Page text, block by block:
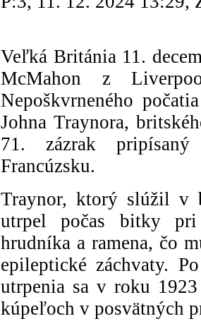
Veľká Británia 11.
McMahon z
Nepoškvrneného
Johna Traynora,
71. zázrak
Francúzsku.
Traynor, ktorý slúžil v
utrpel počas bitky
hrudníka a ramena, čo
epileptické záchvaty.
utrpenia sa v roku
kúpeľoch v posvätných